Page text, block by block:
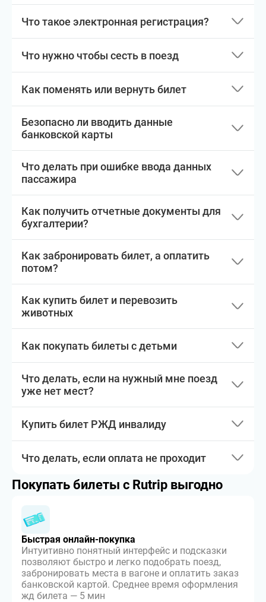
Что такое электронная регистрация?
Что нужно чтобы сесть в поезд
Как поменять или вернуть билет
Безопасно ли вводить данные
банковской карты
Что делать при ошибке ввода данных
пассажира
Как получить отчетные документы для
бухгалтерии?
Как забронировать билет, а оплатить
потом?
Как купить билет и перевозить
животных
Как покупать билеты с детьми
Что делать, если на нужный мне поезд
уже нет мест?
Купить билет РЖД инвалиду
Что делать, если оплата не проходит
Покупать билеты с Rutrip выгодно
Быстрая онлайн-покупка
Интуитивно понятный интерфейс и подсказки
позволяют быстро и легко подобрать поезд,
забронировать места в вагоне и оплатить заказ
банковской картой. Среднее время оформления
жд билета — 5 мин